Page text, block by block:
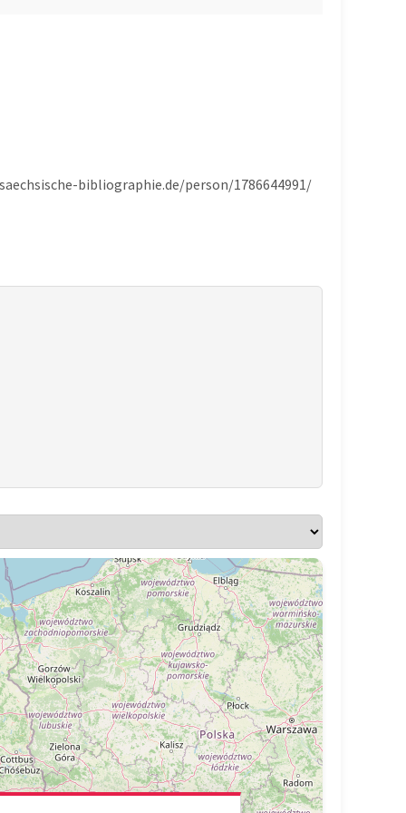
bibliographie.de/person/1786644991/